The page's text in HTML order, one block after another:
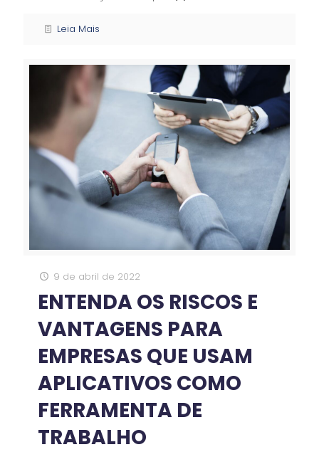
Leia Mais
9 de abril de 2022
ENTENDA OS RISCOS E
VANTAGENS PARA
EMPRESAS QUE USAM
APLICATIVOS COMO
FERRAMENTA DE
TRABALHO